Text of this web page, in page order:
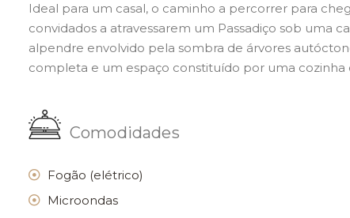
Ideal para um casal, o caminho a percorrer para
convidados a atravessarem um Passadiço sob
alpendre envolvido pela sombra de árvores
completa e um espaço constituído por uma
Comodidades
Fogão (elétrico)
Microondas